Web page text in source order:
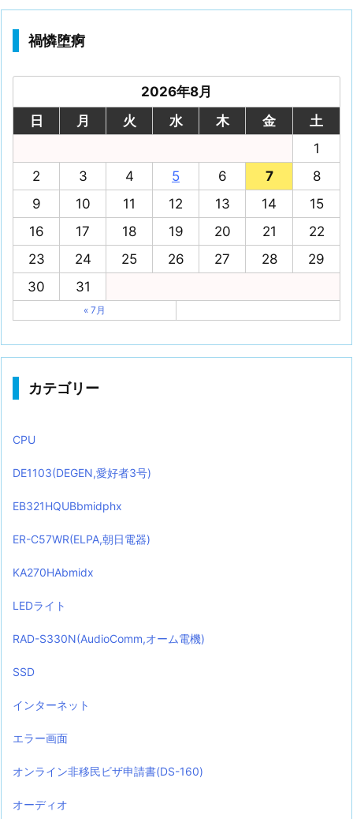
禍憐堕痾
2026年8月
日
月 火 水 木 金
土
1
2
3 4 5 6 7
8
9
10 11 12 13 14
15
16
17 18 19 20 21
22
23
24 25 26 27 28
29
30
31
« 7月
カテゴリー
CPU
DE1103(DEGEN,愛好者3号)
EB321HQUBbmidphx
ER-C57WR(ELPA,朝日電器)
KA270HAbmidx
LEDライト
RAD-S330N(AudioComm,オーム電機)
SSD
インターネット
エラー画面
オンライン非移民ビザ申請書(DS-160)
オーディオ